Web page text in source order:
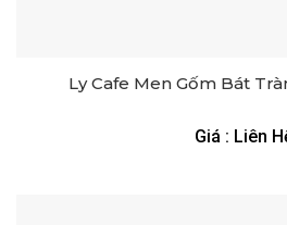
Ly Cafe Men Gốm Bát
Giá : Liên